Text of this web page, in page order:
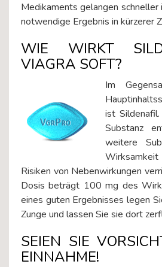
Medikaments gelangen
notwendige Ergebnis in kürzerer
WIE WIRKT
VIAGRA SOFT?
Im
ist
Substanz
weitere
Risiken von Nebenwirkungen
Dosis beträgt 100 mg des
eines guten Ergebnisses legen
Zunge und lassen Sie sie dort
SEIEN SIE
EINNAHME!